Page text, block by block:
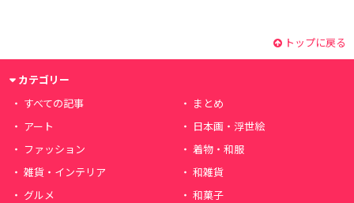
トップに戻る
カテゴリー
すべての記事
まとめ
アート
日本画・浮世絵
ファッション
着物・和服
雑貨・インテリア
和雑貨
グルメ
和菓子